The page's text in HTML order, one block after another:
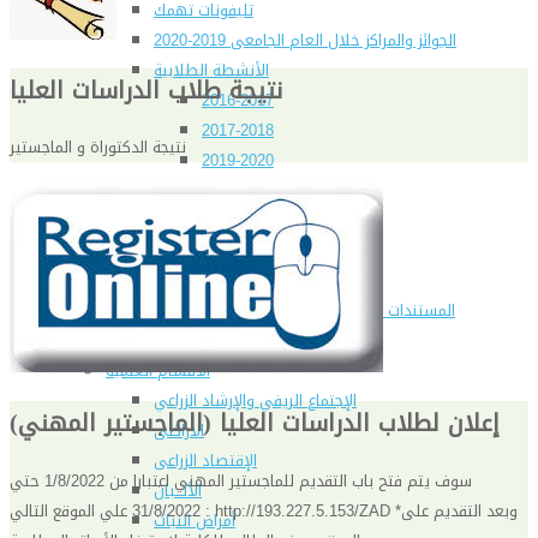
تليفونات تهمك
الجوائز والمراكز خلال العام الجامعى 2019-2020
الأنشطة الطلابية
2016-2017
2017-2018
2019-2020
2020-2021
الخريجون
ملتقى الخريجين
خريجى الكلية
المستندات المطلوبة لاستخراج شهادات التخرج
الأقسام العلمية
الإجتماع الريفي والإرشاد الزراعي
الأراضى
الإقتصاد الزراعى
الألـــبان
أمراض النبات
نتيجة طلاب الدراسات العليا
نتيجة الدكتوراة و الماجستير
إعلان لطلاب الدراسات العليا (الماجستير المهني)
سوف يتم فتح باب التقديم للماجستير المهني اعتبارا من 1/8/2022 حتي
31/8/2022 علي الموقع التالي : http://193.227.5.153/ZAD *وبعد التقديم على